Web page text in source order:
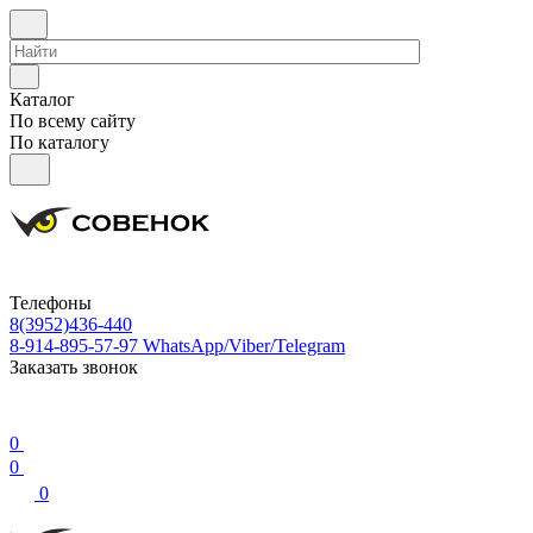
Каталог
По всему сайту
По каталогу
Телефоны
8(3952)436-440
8-914-895-57-97 WhatsApp/Viber/Telegram
Заказать звонок
0
0
0